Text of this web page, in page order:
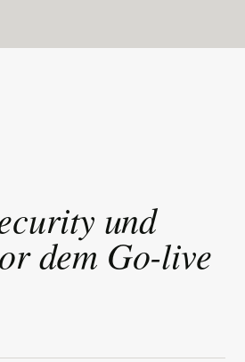
und
dem Go-live